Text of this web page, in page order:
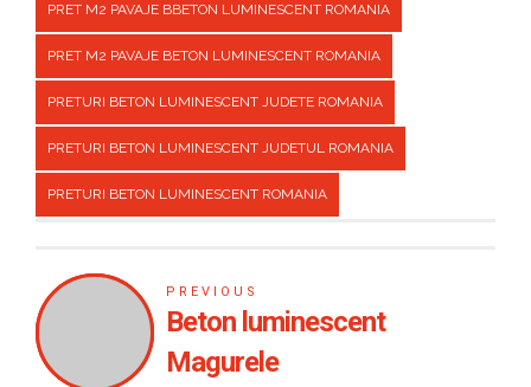
PRET M2 PAVAJE BBETON LUMINESCENT ROMANIA
PRET M2 PAVAJE BETON LUMINESCENT ROMANIA
PRETURI BETON LUMINESCENT JUDETE ROMANIA
PRETURI BETON LUMINESCENT JUDETUL ROMANIA
PRETURI BETON LUMINESCENT ROMANIA
PREVIOUS
Beton luminescent
Magurele